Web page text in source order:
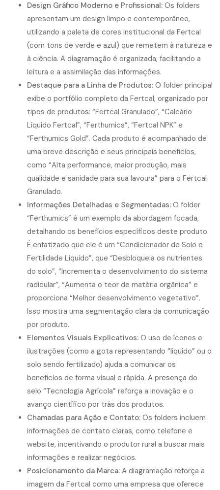
Design Gráfico Moderno e Profissional: Os folders
apresentam um design limpo e contemporâneo,
utilizando a paleta de cores institucional da Fertcal
(com tons de verde e azul) que remetem à natureza e
à ciência. A diagramação é organizada, facilitando a
leitura e a assimilação das informações.
Destaque para a Linha de Produtos: O folder principal
exibe o portfólio completo da Fertcal, organizado por
tipos de produtos: “Fertcal Granulado”, “Calcário
Líquido Fertcal”, “Ferthumics”, “Fertcal NPK” e
“Ferthumics Gold”. Cada produto é acompanhado de
uma breve descrição e seus principais benefícios,
como “Alta performance, maior produção, mais
qualidade e sanidade para sua lavoura” para o Fertcal
Granulado.
Informações Detalhadas e Segmentadas: O folder
“Ferthumics” é um exemplo da abordagem focada,
detalhando os benefícios específicos deste produto.
É enfatizado que ele é um “Condicionador de Solo e
Fertilidade Líquido”, que “Desbloqueia os nutrientes
do solo”, “Incrementa o desenvolvimento do sistema
radicular”, “Aumenta o teor de matéria orgânica” e
proporciona “Melhor desenvolvimento vegetativo”.
Isso mostra uma segmentação clara da comunicação
por produto.
Elementos Visuais Explicativos: O uso de ícones e
ilustrações (como a gota representando “líquido” ou o
solo sendo fertilizado) ajuda a comunicar os
benefícios de forma visual e rápida. A presença do
selo “Tecnologia Agrícola” reforça a inovação e o
avanço científico por trás dos produtos.
Chamadas para Ação e Contato: Os folders incluem
informações de contato claras, como telefone e
website, incentivando o produtor rural a buscar mais
informações e realizar negócios.
Posicionamento da Marca: A diagramação reforça a
imagem da Fertcal como uma empresa que oferece